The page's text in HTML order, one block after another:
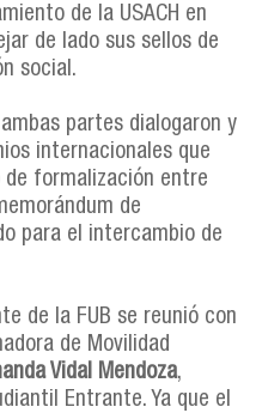
de la USACH en
de lado sus sellos de
social.
partes dialogaron y
internacionales que
formalización entre
de
para el intercambio de
de la FUB se reunió con
de Movilidad
Vidal Mendoza,
Entrante. Ya que el